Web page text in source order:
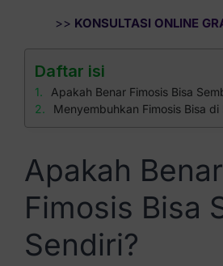
>> KONSULTASI ONLINE
Daftar isi
Apakah Benar Fimosis Bisa
Menyembuhkan Fimosis Bisa di
Apakah Benar
Fimosis Bisa
Sendiri?